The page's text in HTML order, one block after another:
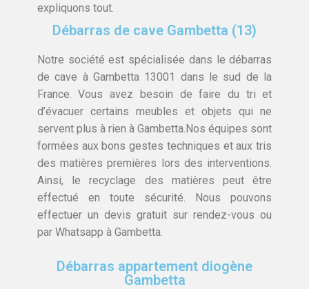
expliquons tout.
Débarras de cave Gambetta (13)
Notre société est spécialisée dans le débarras
de cave à Gambetta 13001 dans le sud de la
France. Vous avez besoin de faire du tri et
d’évacuer certains meubles et objets qui ne
servent plus à rien à Gambetta.Nos équipes sont
formées aux bons gestes techniques et aux tris
des matières premières lors des interventions.
Ainsi, le recyclage des matières peut être
effectué en toute sécurité. Nous pouvons
effectuer un devis gratuit sur rendez-vous ou
par Whatsapp à Gambetta.
Débarras appartement diogène
Gambetta